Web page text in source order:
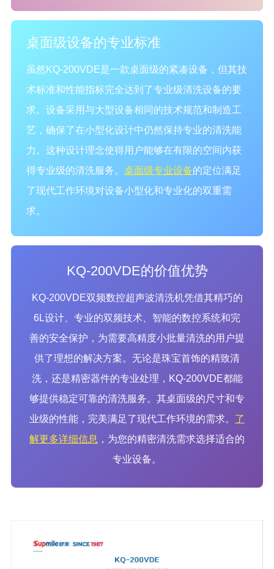
桌面级设备的专业标准
虽然KQ-200VDE是一款桌面级的紧凑设备，但其技
术标准和性能指标完全达到了专业级清洗设备的要
求。设备采用与大型设备相同的技术规范和制造工
艺，确保了在小型化设计中仍然保持专业的清洗能
力。这种设计理念使得用户能够在有限的空间内获
得专业级的清洗服务。 桌面级专业设备的定位满足
了现代工作环境对设备小型化和专业化的双重需
求。
KQ-200VDE的价值优势
KQ-200VDE双频数控超声波清洗机凭借其精巧的
6L设计、专业的双频技术、智能的数控系统和完
善的安全保护，为需要高精度小批量清洗的用户提
供了理想的解决方案。无论是珠宝首饰的精致清
洗，还是精密器件的专业处理，KQ-200VDE都能
够提供稳定可靠的清洗服务。其桌面级的尺寸和专
业级的性能，完美满足了现代工作环境的需求。 了
解更多详细信息 ，为您的精密清洗需求选择适合的
专业设备。